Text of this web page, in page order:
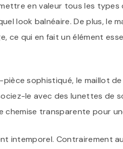
en valeur tous les types
look balnéaire. De plus, le
ce qui en fait un élément
sophistiqué, le maillot
le avec des lunettes de
transparente pour
intemporel. Contrairement